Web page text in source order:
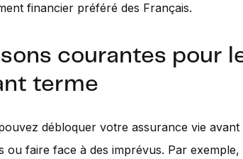
financier préféré des Français.
courantes pour
terme
débloquer votre assurance vie
ou faire face à des imprévus. Par